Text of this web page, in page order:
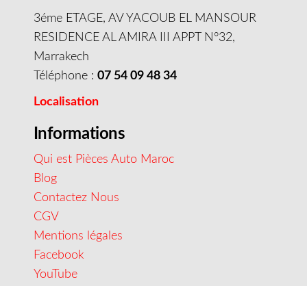
3éme ETAGE, AV YACOUB EL MANSOUR
RESIDENCE AL AMIRA III APPT N°32,
Marrakech
Téléphone : 07 54 09 48 34
Localisation
Informations
Qui est Pièces Auto Maroc
Blog
Contactez Nous
CGV
Mentions légales
Facebook
YouTube